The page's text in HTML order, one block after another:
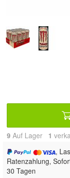
9 Auf Lager 1
,
Ratenzahlung,
30 Tagen